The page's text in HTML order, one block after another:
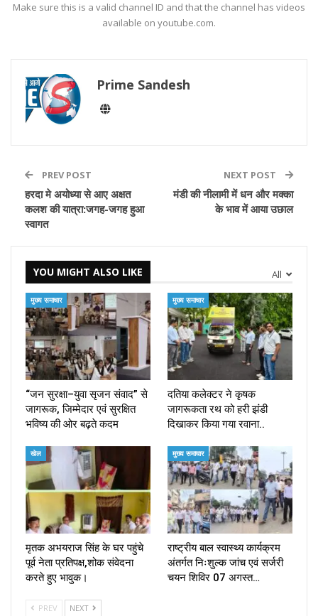
Make sure this is a valid channel ID and that the channel has videos
available on youtube.com.
Prime Sandesh
PREV POST
हरदा मे अयोध्या से आए अक्षत
कलश की यात्रा:जगह-जगह हुआ
स्वागत
NEXT POST
मंडी की नीलामी में धन और मक्का
के भाव में आया उछाल
All
YOU MIGHT ALSO LIKE
मुख्य समाचार
“जन सुरक्षा–युवा सृजन संवाद” से
जागरूक, जिम्मेदार एवं सुरक्षित
भविष्य की ओर बढ़ते कदम
मुख्य समाचार
दतिया कलेक्टर ने कृषक
जागरूकता रथ को हरी झंडी
दिखाकर किया गया रवाना..
खेल
मृतक अभयराज सिंह के घर पहुंचे
पूर्व नेता प्रतिपक्ष,शोक संवेदना
करते हुए भावुक।
मुख्य समाचार
राष्ट्रीय बाल स्वास्थ्य कार्यक्रम
अंतर्गत निःशुल्क जांच एवं सर्जरी
चयन शिविर 07 अगस्त…
PREV NEXT